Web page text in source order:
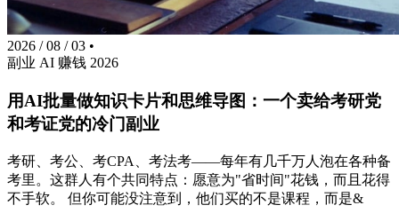
2026 / 08 / 03 •
副业 AI 赚钱 2026
用AI批量做知识卡片和思维导图：一个卖给考研党
和考证党的冷门副业
考研、考公、考CPA、考法考——每年有几千万人泡在各种备
考里。这群人有个共同特点：愿意为"省时间"花钱，而且花得
不手软。 但你可能没注意到，他们买的不是课程，而是&